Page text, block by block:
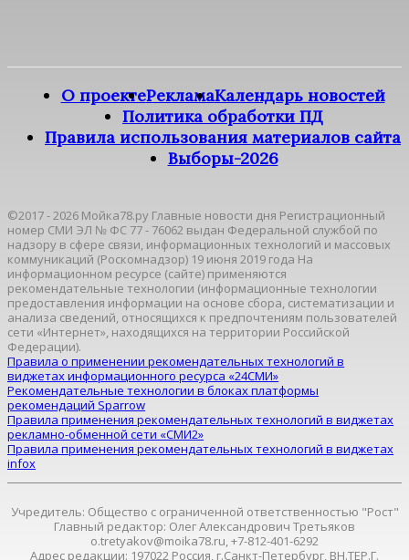
О проектеРекламаКалендарь новостей
Политика обработки ПД
Правила использования материалов сайта
Выборы-2026
©2017 - 2026 Мойка78.ру Главные новости дня Регистрационный
номер СМИ ЭЛ № ФС 77 - 76062 выдан Федеральной службой по
надзору в сфере связи, информационных технологий и массовых
коммуникаций (Роскомнадзор) 19 июня 2019 года На
информационном ресурсе (сайте) применяются
рекомендательные технологии (информационные технологии
предоставления информации на основе сбора, систематизации и
анализа сведений, относящихся к предпочтениям пользователей
сети «Интернет», находящихся на территории Российской
Федерации).
Правила о применении рекомендательных технологий в
виджетах информационного ресурса «24СМИ»
Рекомендательные технологии в блоках платформы
рекомендаций Sparrow
Правила применения рекомендательных технологий в виджетах
рекламно-обменной сети «СМИ2»
Правила применения рекомендательных технологий в виджетах
infox
Учредитель: Общество с ограниченной ответственностью "Рост"
Главный редактор: Олег Александрович Третьяков
o.tretyakov@moika78.ru, +7-812-401-6292
Адрес редакции: 197022 Россия, г.Санкт-Петербург, ВН.ТЕР.Г.